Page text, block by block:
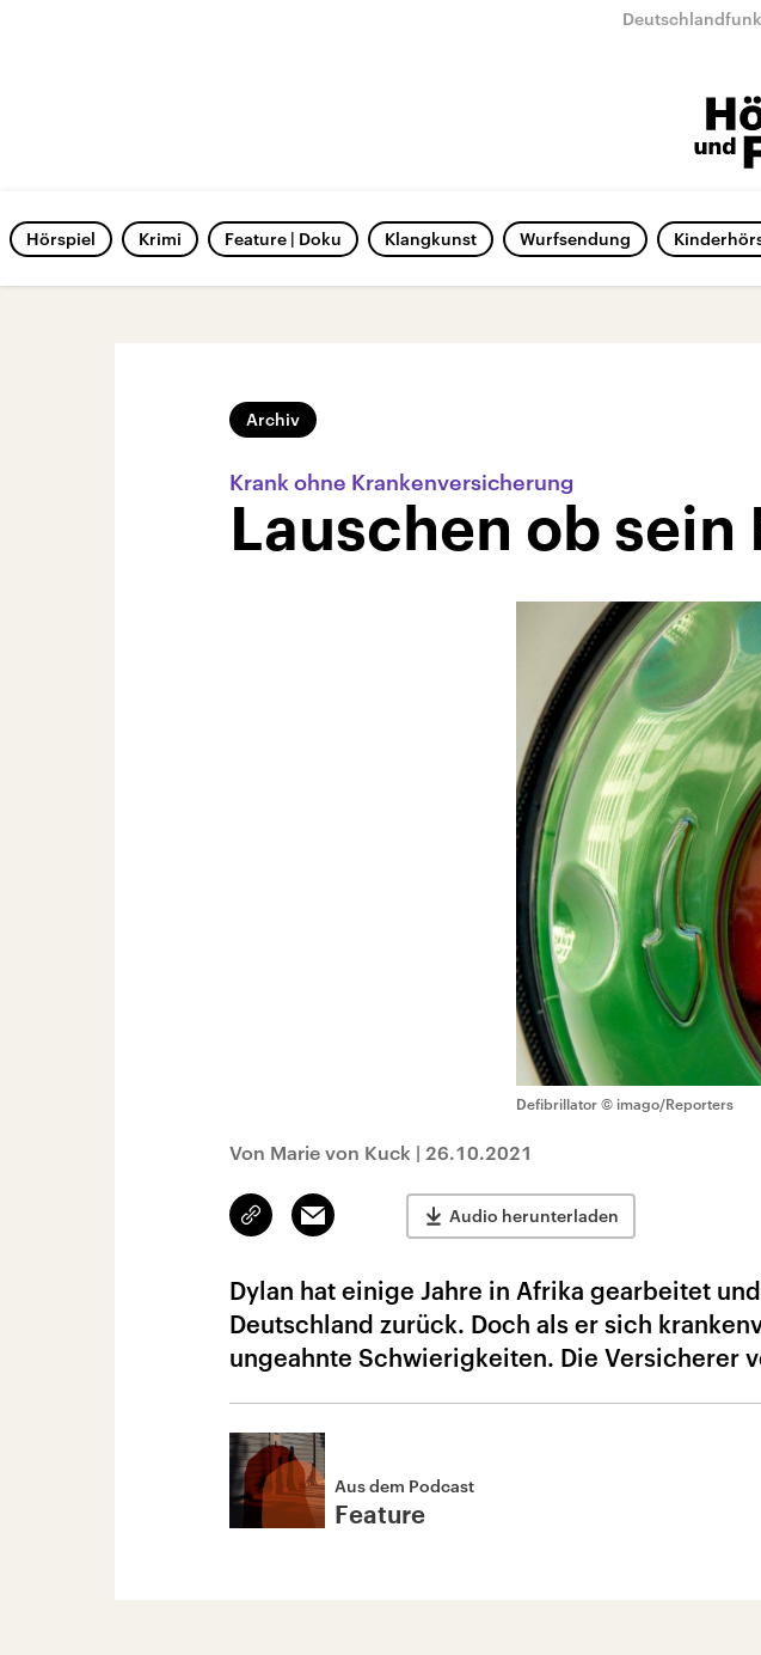
Deutschlandfunk
Hörspiel Krimi Feature | Doku Klangkunst Wurfsendung
Archiv
Krank ohne Krankenversicherung
Lauschen ob
Defibrillator © imago/Reporters
Von Marie von Kuck | 26.10.2021
Link
kopieren/teilen
Email Audio herunterladen
Dylan hat einige Jahre in Afrika gearbeitet
Deutschland zurück. Doch als er sich
ungeahnte Schwierigkeiten. Die Versicherer
Aus dem Podcast
Feature